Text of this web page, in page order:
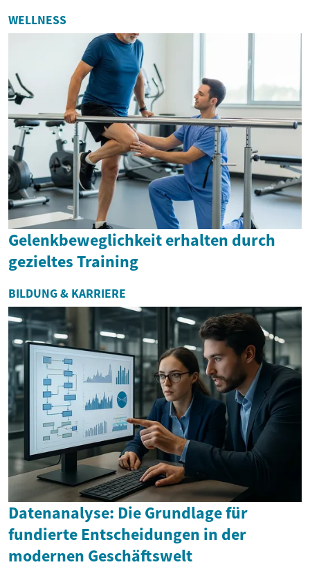
WELLNESS
Gelenkbeweglichkeit erhalten durch
gezieltes Training
BILDUNG & KARRIERE
Datenanalyse: Die Grundlage für
fundierte Entscheidungen in der
modernen Geschäftswelt